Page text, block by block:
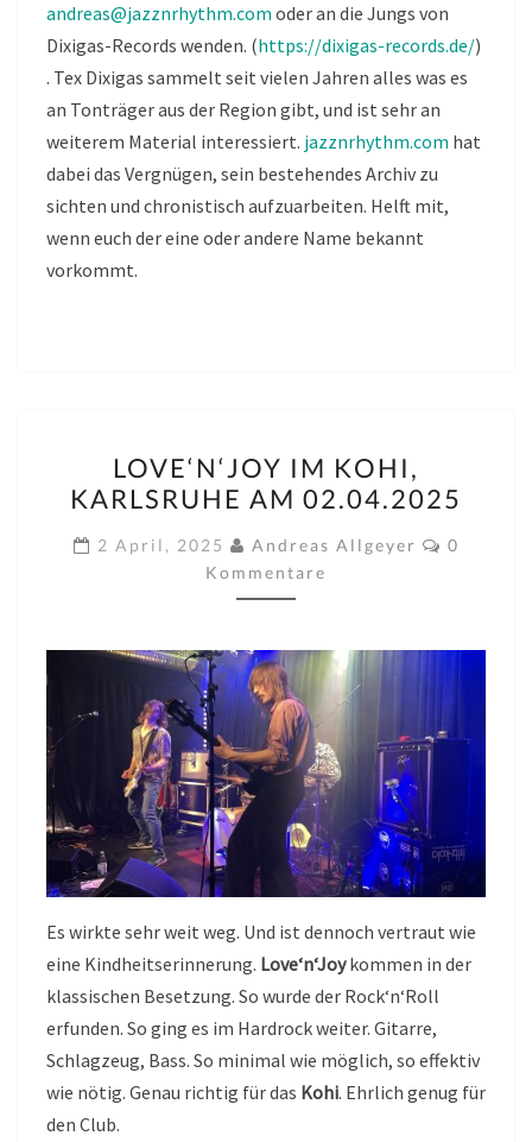
andreas@jazznrhythm.com oder an die Jungs von
Dixigas-Records wenden. (https://dixigas-records.de/)
. Tex Dixigas sammelt seit vielen Jahren alles was es
an Tonträger aus der Region gibt, und ist sehr an
weiterem Material interessiert. jazznrhythm.com hat
dabei das Vergnügen, sein bestehendes Archiv zu
sichten und chronistisch aufzuarbeiten. Helft mit,
wenn euch der eine oder andere Name bekannt
vorkommt.
IM
KOHI,
KARLSRUHE
AM
02.04.2025
LOVE‘N‘JOY IM KOHI,
KARLSRUHE AM 02.04.2025
2 April, 2025 Andreas Allgeyer
0
Kommentare
Es wirkte sehr weit weg. Und ist dennoch vertraut wie
eine Kindheitserinnerung. Love‘n‘Joykommen in der
klassischen Besetzung. So wurde der Rock‘n‘Roll
erfunden. So ging es im Hardrock weiter. Gitarre,
Schlagzeug, Bass. So minimal wie möglich, so effektiv
wie nötig. Genau richtig für das Kohi. Ehrlich genug für
den Club.